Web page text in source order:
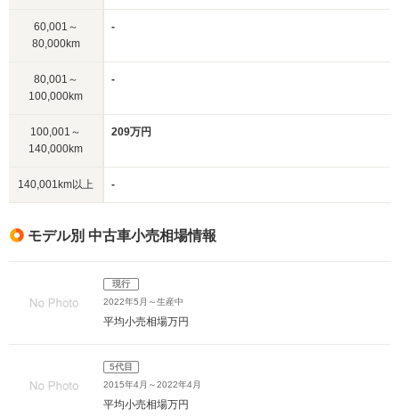
60,001～
80,000km
-
80,001～
100,000km
-
100,001～
140,000km
209万円
140,001km以上 -
モデル別 中古車小売相場情報
現行
2022年5月～生産中
平均小売相場万円
5代目
2015年4月～2022年4月
平均小売相場万円